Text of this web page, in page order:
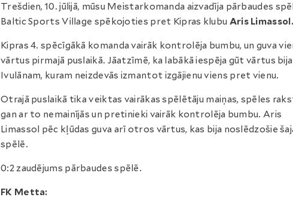
Trešdien, 10. jūlijā, mūsu Meistarkomanda aizvadīja pārbaudes
Baltic Sports Village spēkojoties pret Kipras klubu Aris Limassol.
Kipras 4. spēcīgākā komanda vairāk kontrolēja bumbu, un guva
vārtus pirmajā puslaikā. Jāatzīmē, ka labākā iespēja gūt vārtus bija
Ivulānam, kuram neizdevās izmantot izgājienu viens pret vienu.
Otrajā puslaikā tika veiktas vairākas spēlētāju maiņas, spēles
gan ar to nemainījās un pretinieki vairāk kontrolēja bumbu. Aris
Limassol pēc kļūdas guva arī otros vārtus, kas bija noslēdzošie
spēlē.
0:2 zaudējums pārbaudes spēlē.
FK Metta: